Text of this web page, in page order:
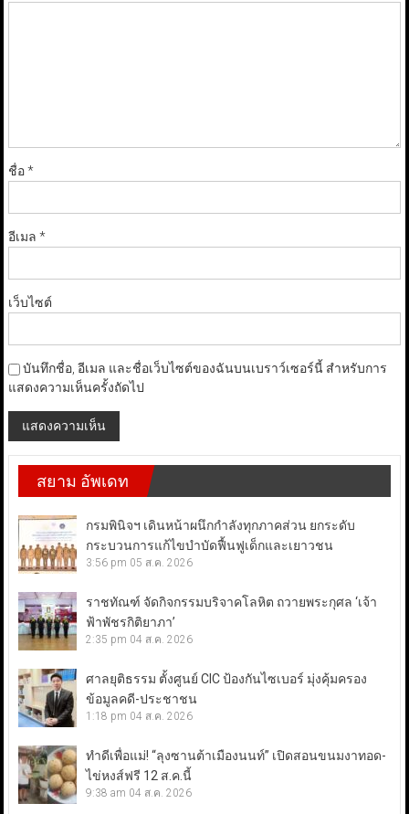
ชื่อ*
อีเมล *
เว็บไซต์
บันทึกชื่อ, อีเมล และชื่อเว็บไซต์ของฉันบนเบราว์เซอร์นี้ สำหรับการ
แสดงความเห็นครั้งถัดไป
สยาม อัพเดท
กรมพินิจฯ เดินหน้าผนึกกำลังทุกภาคส่วน ยกระดับ
กระบวนการแก้ไขบำบัดฟื้นฟูเด็กและเยาวชน
3:56 pm 05 ส.ค. 2026
ราชทัณฑ์ จัดกิจกรรมบริจาคโลหิต ถวายพระกุศล ‘เจ้า
ฟ้าพัชรกิติยาภา’
2:35 pm 04 ส.ค. 2026
ศาลยุติธรรม ตั้งศูนย์ CIC ป้องกันไซเบอร์ มุ่งคุ้มครอง
ข้อมูลคดี-ประชาชน
1:18 pm 04 ส.ค. 2026
ทำดีเพื่อแม่! “ลุงซานต้าเมืองนนท์” เปิดสอนขนมงาทอด-
ไข่หงส์ฟรี 12 ส.ค.นี้
9:38 am 04 ส.ค. 2026